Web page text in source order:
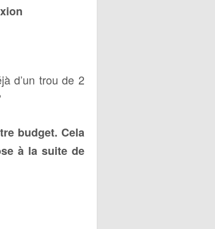
d’un trou de 2
budget. Cela
à la suite de